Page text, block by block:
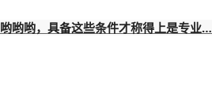
哟哟哟，具备这些条件才称得上是专业…